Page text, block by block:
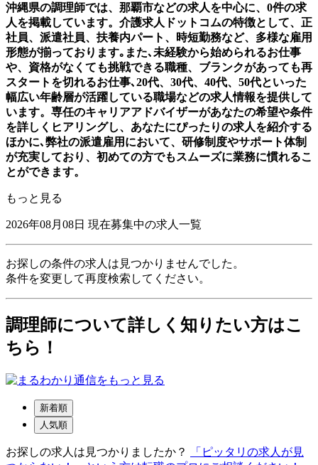
沖縄県の調理師では、那覇市などの求人を中心に、0件の求
人を掲載しています。介護求人ドットコムの特徴として、正
社員、派遣社員、扶養内パート、時短勤務など、多様な雇用
形態が揃っております｡また､未経験から始められるお仕事
や、資格がなくても挑戦できる職種、ブランクがあっても再
スタートを切れるお仕事､20代、30代、40代、50代といった
幅広い年齢層が活躍している職場などの求人情報を提供して
います。専任のキャリアアドバイザーがあなたの希望や条件
を詳しくヒアリングし、あなたにぴったりの求人を紹介する
ほかに､弊社の派遣雇用において、研修制度やサポート体制
が充実しており、初めての方でもスムーズに業務に慣れるこ
とができます。
もっと見る
2026年08月08日 現在募集中の求人一覧
お探しの条件の求人は見つかりませんでした。
条件を変更して再度検索してください。
調理師について詳しく知りたい方はこ
ちら！
新着順
人気順
お探しの求人は見つかりましたか？
「ピッタリの求人が見